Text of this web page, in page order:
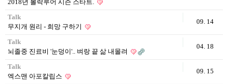
2018년 볼락루어 시즌 스타트.
Talk
무지개 원리 - 희망 구하기
09. 14
Talk
뇌졸중 진료비 '눈덩이'.. 벼랑 끝 삶 내몰려
04. 18
Talk
엑스맨 아포칼립스
09. 15